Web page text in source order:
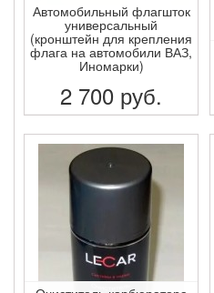
Автомобильный флагшток
универсальный
(кронштейн для крепления
флага на автомобили ВАЗ,
Иномарки)
2 700 руб.
ПОДРОБНЕЕ